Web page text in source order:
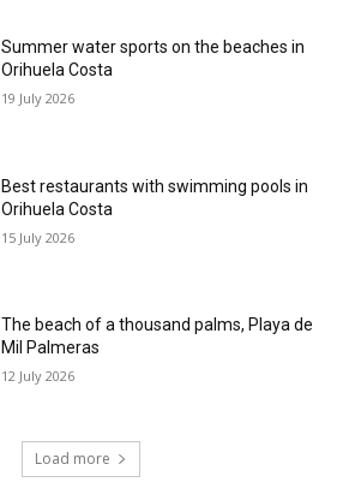
Summer water sports on the beaches in
Orihuela Costa
19 July 2026
Best restaurants with swimming pools in
Orihuela Costa
15 July 2026
The beach of a thousand palms, Playa de
Mil Palmeras
12 July 2026
Load more